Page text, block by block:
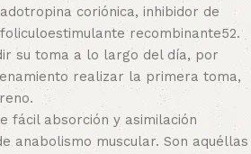
coriónica, inhibidor de
recombinante52.
su toma a lo largo del día, por
realizar la primera toma,
fácil absorción y asimilación
anabolismo muscular. Son aquéllas